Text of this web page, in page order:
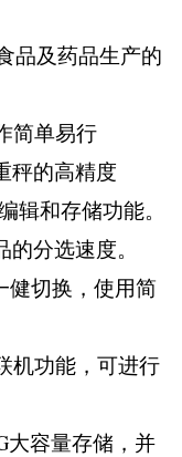
品及药品生产的
简单易行
秤的高精度
辑和存储功能。
分选速度。
健切换，使用简
机功能，可进行
大容量存储，并